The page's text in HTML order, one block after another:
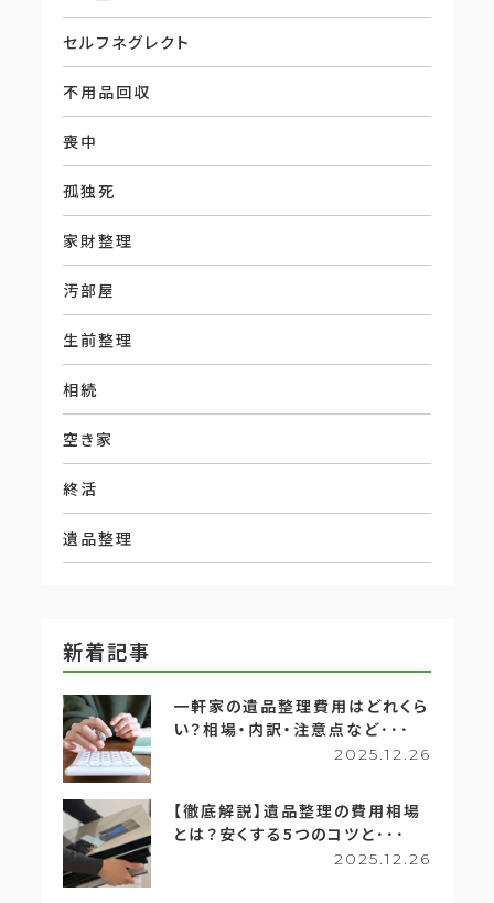
セルフネグレクト
不用品回収
喪中
孤独死
家財整理
汚部屋
生前整理
相続
空き家
終活
遺品整理
新着記事
一軒家の遺品整理費用はどれくら
い？相場・内訳・注意点など･･･
2025.12.26
【徹底解説】遺品整理の費用相場
とは？安くする5つのコツと･･･
2025.12.26